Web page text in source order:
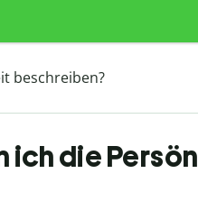
beschreiben?
ich die